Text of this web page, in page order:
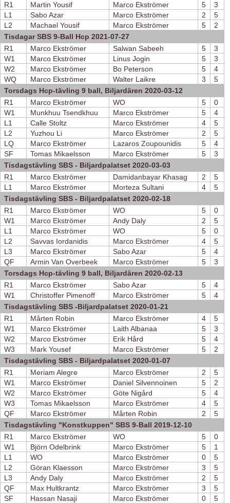
R1
Martin Yousif Marco Ekströmer 5
3
L1
Sabo Azar Marco Ekströmer 2
5
L2
Machael Yousif Marco Ekströmer 5
2
Tisdagar SBS 9-Ball Hcp 2021-07-27
R1
Marco Ekströmer Salwan Sabeeh 5
3
W1
Marco Ekströmer Linus Jogin 5
3
W2
Marco Ekströmer Bo Peterson 5
4
WQ
Marco Ekströmer Walter Laikre 3
5
Torsdags Hcp-tävling 9 ball, Biljardären 2020-03-12
R1
Marco Ekströmer WO 5
0
W1
Munkhuu Tsendkhuu Marco Ekströmer 5
4
L1
Calle Stoltz Marco Ekströmer 4
5
L2
Yuzhou Li Marco Ekströmer 2
5
LQ
Marco Ekströmer Lazaros Zoupounidis 5
4
SF
Tomas Mikaelsson Marco Ekströmer 5
3
Tisdagstävling SBS - Biljardpalatset 2020-03-03
R1
Marco Ekströmer Damidanbayar Khasag 2
5
L1
Marco Ekströmer Morteza Sultani 4
5
Tisdagstävling SBS - Biljardpalatset 2020-02-18
R1
Marco Ekströmer WO 5
0
W1
Marco Ekströmer Andy Daly 2
5
L1
Marco Ekströmer WO 5
0
L2
Savvas Iordanidis Marco Ekströmer 4
5
L3
Marco Ekströmer Sabo Azar 5
4
QF
Armin Van Overbeek Marco Ekströmer 5
3
Torsdags Hcp-tävling 9 ball, Biljardären 2020-02-13
R1
Marco Ekströmer Sabo Azar 5
4
W1
Christoffer Pimenoff Marco Ekströmer 5
4
Tisdagstävling SBS -Biljardpalatset 2020-01-21
R1
Mårten Robin Marco Ekströmer 4
5
W1
Marco Ekströmer Laith Albanaa 5
3
W2
Marco Ekströmer Erik Hård 5
4
W3
Mark Yousef Marco Ekströmer 5
2
Tisdagstävling SBS - Biljardpalatset 2020-01-07
R1
Meriam Alegre Marco Ekströmer 2
5
W1
Marco Ekströmer Daniel Silvennoinen 5
2
W2
Marco Ekströmer Göte Nigård 5
4
W3
Tomas Mikaelsson Marco Ekströmer 4
5
QF
Marco Ekströmer Mårten Robin 2
5
Tisdagstävling "Konstkuppen" SBS 9-Ball 2019-12-10
R1
Marco Ekströmer WO 5
0
W1
Björn Odelbrink Marco Ekströmer 5
1
L1
WO Marco Ekströmer 0
5
L2
Göran Klaesson Marco Ekströmer 3
5
L3
Andy Daly Marco Ekströmer 2
5
QF
Max Hultkrantz Marco Ekströmer 3
5
SF
Hassan Nasaji Marco Ekströmer 0
5